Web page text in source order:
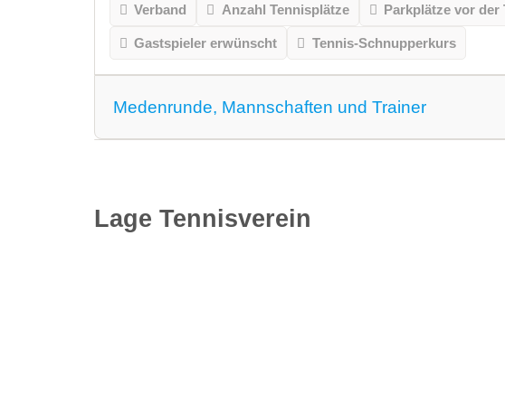
Verband Anzahl Tennisplätze Parkplätze vor der
Gastspieler erwünscht Tennis-Schnupperkurs
Medenrunde, Mannschaften und Trainer
Lage Tennisverein